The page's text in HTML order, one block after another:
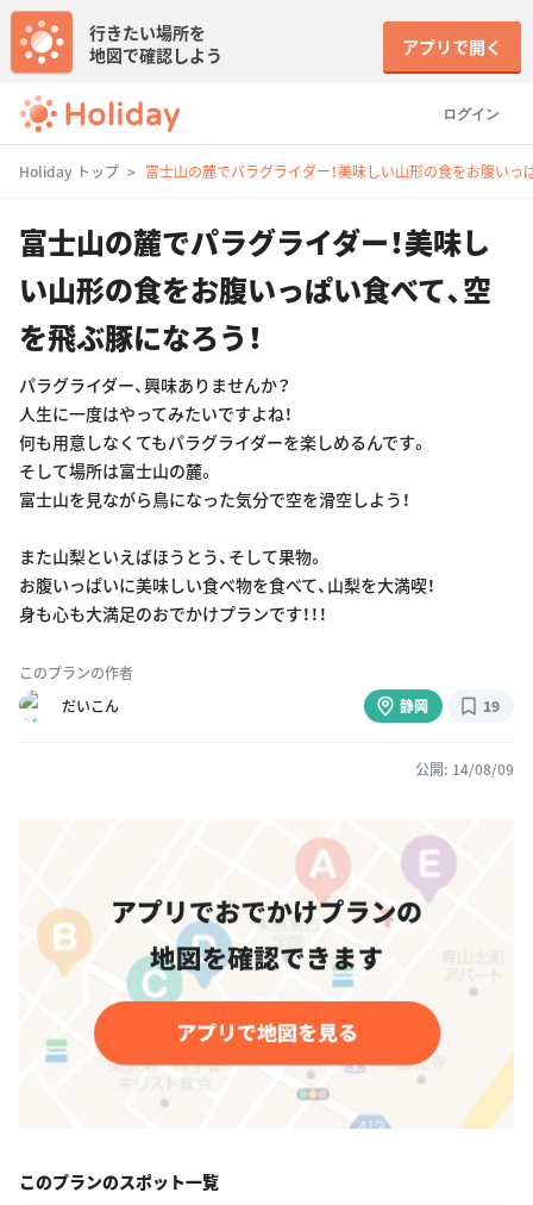
ログイン
行きたい場所を
地図で確認しよう
アプリで開く
Holiday トップ 富士山の麓でパラグライダー！美味しい山形の食をお腹いっ
富士山の麓でパラグライダー！美味し
い山形の食をお腹いっぱい食べて、空
を飛ぶ豚になろう！
パラグライダー、興味ありませんか？
人生に一度はやってみたいですよね！
何も用意しなくてもパラグライダーを楽しめるんです。
そして場所は富士山の麓。
富士山を見ながら鳥になった気分で空を滑空しよう！
また山梨といえばほうとう、そして果物。
お腹いっぱいに美味しい食べ物を食べて、山梨を大満喫！
身も心も大満足のおでかけプランです！！！
このプランの作者
だいこん
静岡 19
公開: 14/08/09
このプランのスポット一覧